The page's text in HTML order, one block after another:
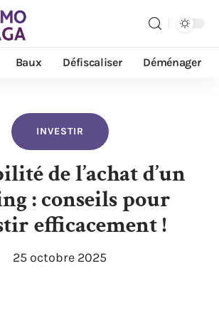
Baux Défiscaliser Déménager
INVESTIR
de l’achat d’un
: conseils pour
efficacement !
25 octobre 2025